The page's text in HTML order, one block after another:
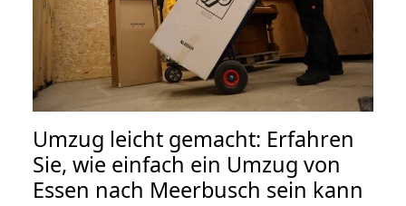
Umzug leicht gemacht: Erfahren
Sie, wie einfach ein Umzug von
Essen nach Meerbusch sein kann